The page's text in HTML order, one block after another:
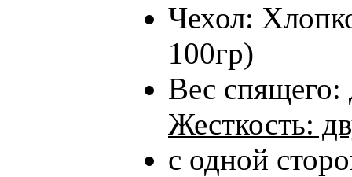
Чехол:
100гр)
Вес спящего:
Жесткость:
с одной